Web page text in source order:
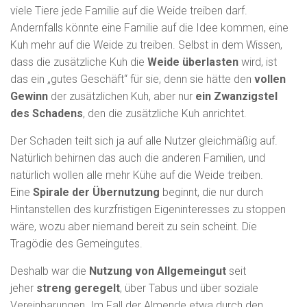
viele Tiere jede Familie auf die Weide treiben darf.
Andernfalls könnte eine Familie auf die Idee kommen, eine
Kuh mehr auf die Weide zu treiben. Selbst in dem Wissen,
dass die zusätzliche Kuh die Weide überlasten wird, ist
das ein „gutes Geschäft“ für sie, denn sie hätte den vollen
Gewinn der zusätzlichen Kuh, aber nur ein Zwanzigstel
des Schadens, den die zusätzliche Kuh anrichtet.
Der Schaden teilt sich ja auf alle Nutzer gleichmäßig auf.
Natürlich behirnen das auch die anderen Familien, und
natürlich wollen alle mehr Kühe auf die Weide treiben.
Eine Spirale der Übernutzung beginnt, die nur durch
Hintanstellen des kurzfristigen Eigeninteresses zu stoppen
wäre, wozu aber niemand bereit zu sein scheint. Die
Tragödie des Gemeingutes.
Deshalb war die Nutzung von Allgemeingut seit
jeher streng geregelt, über Tabus und über soziale